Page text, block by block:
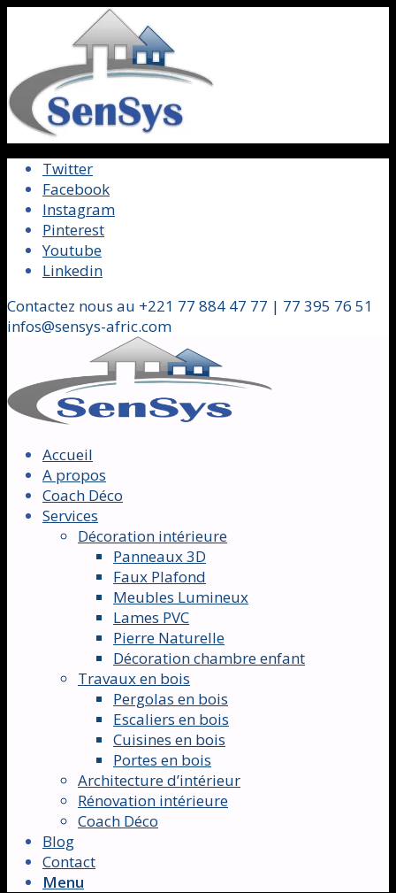
Twitter
Facebook
Instagram
Pinterest
Youtube
Linkedin
Contactez nous au +221 77 884 47 77 | 77 395 76 51
infos@sensys-afric.com
Accueil
A propos
Coach Déco
Services
Décoration intérieure
Panneaux 3D
Faux Plafond
Meubles Lumineux
Lames PVC
Pierre Naturelle
Décoration chambre enfant
Travaux en bois
Pergolas en bois
Escaliers en bois
Cuisines en bois
Portes en bois
Architecture d’intérieur
Rénovation intérieure
Coach Déco
Blog
Contact
Menu